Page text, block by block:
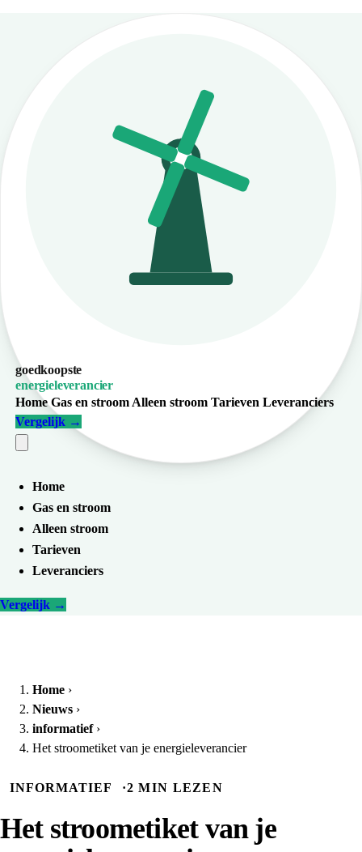
goedkoopste
energieleverancier
HomeGas en stroom Alleen stroom Tarieven Leveranciers
Vergelijk →
Home
Gas en stroom
Alleen stroom
Tarieven
Leveranciers
Vergelijk →
Home ›
Nieuws ›
informatief ›
Het stroometiket van je energieleverancier
INFORMATIEF ·2 MIN LEZEN
Het stroometiket van je